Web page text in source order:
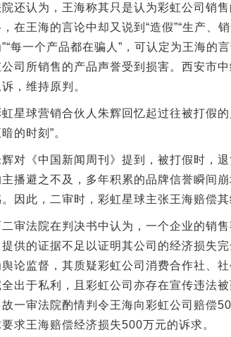
认为，王海称其只是认为彩虹公司销售
在王海的言论中却又说到“造假”“生产、
每一个产品都在骗人”，可认定为王海的
公司所销售的产品声誉受到损害。西安市
，维持原判。
球营销合伙人朱辉回忆起过往被打假的
的时刻”。
《中国新闻周刊》提到，被打假时，退
播避之不及，多年积累的品牌信誉瞬间
因此，二审时，彩虹星球主张王海赔偿其
法院在判决书中认为，一个企业的销售
供的证据不足以证明其公司的经济损失
论监督，其质疑彩虹公司消费合作社、
出于私利，且彩虹公司亦存在宣传违法
一审法院酌情判令王海向彩虹公司赔偿
求王海赔偿经济损失500万元的诉求。